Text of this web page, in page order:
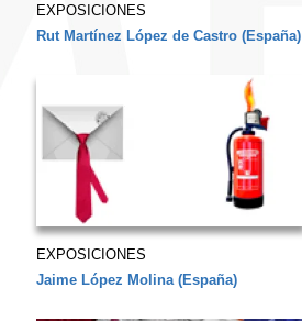
EXPOSICIONES
Rut Martínez López de Castro (España)
EXPOSICIONES
Jaime López Molina (España)